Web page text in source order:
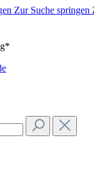
Zur Suche springen